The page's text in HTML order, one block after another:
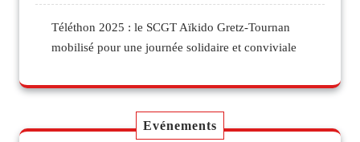
Téléthon 2025 : le SCGT Aïkido Gretz-Tournan
mobilisé pour une journée solidaire et conviviale
Evénements